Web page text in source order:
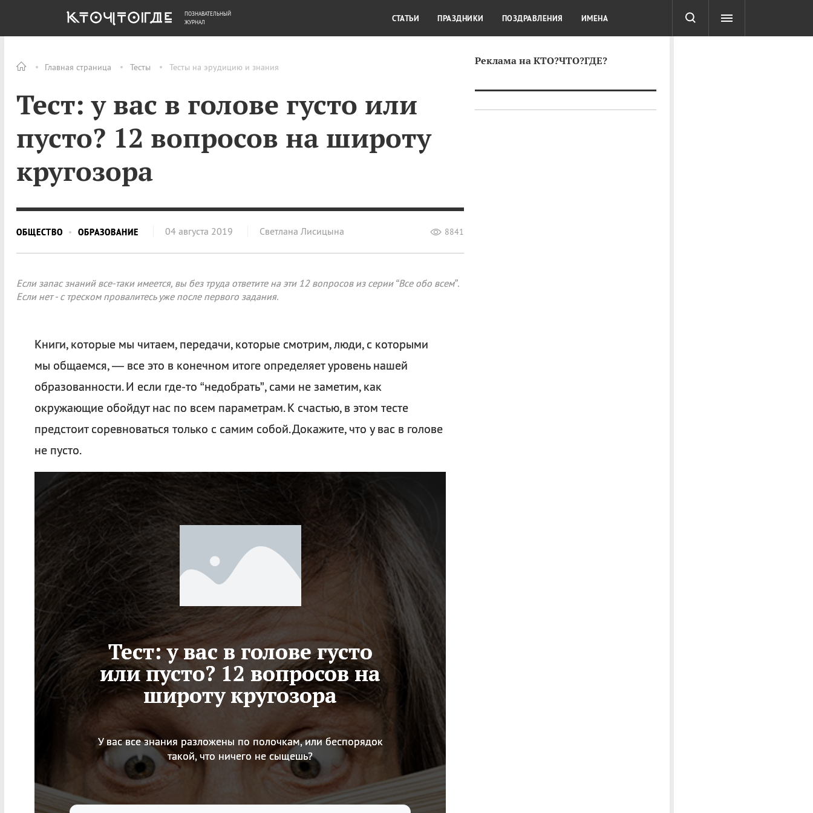
Главная страница Тесты Тесты на эрудицию и знания
Тест: у вас в голове густо или
пусто? 12 вопросов на широту
кругозора
ОБЩЕСТВО ОБРАЗОВАНИЕ 04 августа 2019 Светлана Лисицына 8841
Если запас знаний все-таки имеется, вы без труда ответите на эти 12 вопросов из серии “Все обо всем”.
Если нет - с треском провалитесь уже после первого задания.
Книги, которые мы читаем, передачи, которые смотрим, люди, с которыми
мы общаемся, — все это в конечном итоге определяет уровень нашей
образованности. И если где-то “недобрать”, сами не заметим, как
окружающие обойдут нас по всем параметрам. К счастью, в этом тесте
предстоит соревноваться только с самим собой. Докажите, что у вас в голове
не пусто.
Тест: у вас в голове густо
или пусто? 12 вопросов на
широту кругозора
У вас все знания разложены по полочкам, или беспорядок
такой, что ничего не сыщешь?
Реклама на КТО?ЧТО?ГДЕ?
ОБЩЕСТВО ДЕНЬГИ КУЛЬТУРА КРАСОТА ТЕСТЫ
ПОЗНАВАТЕЛЬНЫЙ
ЖУРНАЛ
СТАТЬИ ПРАЗДНИКИ ПОЗДРАВЛЕНИЯ ИМЕНА